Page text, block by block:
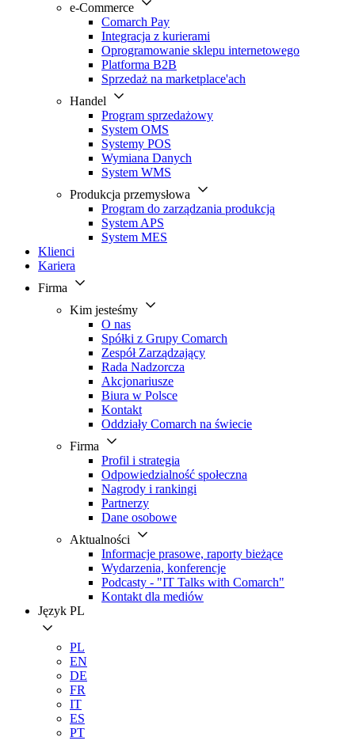
e-Commerce
Comarch Pay
Integracja z kurierami
Oprogramowanie sklepu internetowego
Platforma B2B
Sprzedaż na marketplace'ach
Handel
Program sprzedażowy
System OMS
Systemy POS
Wymiana Danych
System WMS
Produkcja przemysłowa
Program do zarządzania produkcją
System APS
System MES
Klienci
Kariera
Firma
Kim jesteśmy
O nas
Spółki z Grupy Comarch
Zespół Zarządzający
Rada Nadzorcza
Akcjonariusze
Biura w Polsce
Kontakt
Oddziały Comarch na świecie
Firma
Profil i strategia
Odpowiedzialność społeczna
Nagrody i rankingi
Partnerzy
Dane osobowe
Aktualności
Informacje prasowe, raporty bieżące
Wydarzenia, konferencje
Podcasty - "IT Talks with Comarch"
Kontakt dla mediów
Język PL
PL
EN
DE
FR
IT
ES
PT